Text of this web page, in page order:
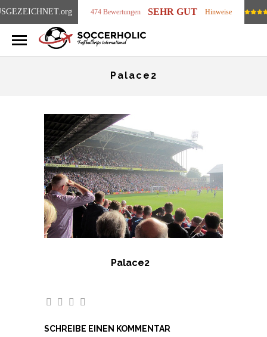
.org 474 Bewertungen SEHR GUT Hinweise
Palace2
Palace2
SCHREIBE EINEN KOMMENTAR